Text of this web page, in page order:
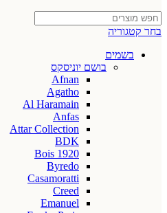
בחר קטגוריה
בשמים
בושם יוניסקס
Afnan
Agatho
Al Haramain
Anfas
Attar Collection
BDK
Bois 1920
Byredo
Casamoratti
Creed
Emanuel